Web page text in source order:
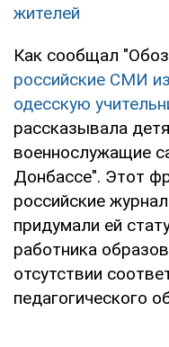
жителей
Как сообщал
российские СМИ
одесскую
рассказывала
военнослужащие
Донбассе". Этот
российские
придумали ей
работника
отсутствии
педагогического